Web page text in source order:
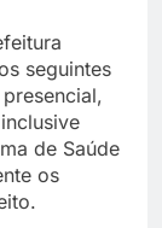
seguintes
de Saúde
os